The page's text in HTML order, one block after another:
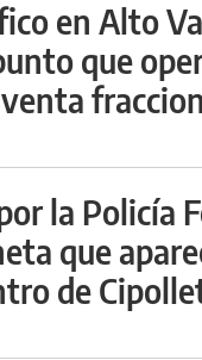
en Alto
que
la Policía
que
de